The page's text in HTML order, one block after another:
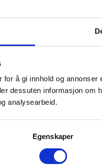
å gi innhold og
dessuten informasjon om
analysearbeid.
Egenskaper
den som eier
Vi
som landets
på området.
på avfallet.
og bestiller et stort
sier Ervik.